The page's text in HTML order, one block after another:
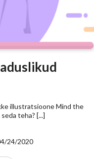
illustratsioone Mind the
teha? [...]
24/2020